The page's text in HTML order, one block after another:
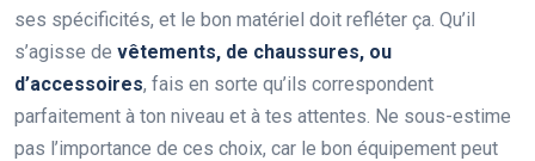
ses spécificités, et le bon matériel doit refléter ça. Qu’il
s’agisse de vêtements, de chaussures, ou
d’accessoires, fais en sorte qu’ils correspondent
parfaitement à ton niveau et à tes attentes. Ne sous-estime
pas l’importance de ces choix, car le bon équipement peut